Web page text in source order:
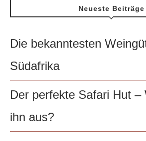
Neueste Beiträge
Die bekanntesten
Südafrika
Der perfekte Safari Hut –
ihn aus?